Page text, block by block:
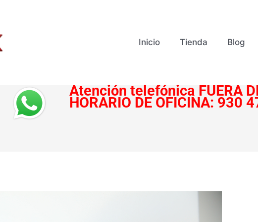
Inicio Tienda Blog
Atención telefónica FUERA
HORARIO DE OFICINA: 930